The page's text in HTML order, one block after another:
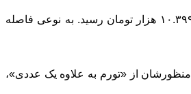
25اسفند ماه جلسه شورای عالی کار تشکیل و حداقل حقوق کارگران در سال ۱۴۰۴ با افزایش 45درصدی تصویب شد. حداقل حقوق پایه از ۷.۱ میلیون تومان به ۱۰.۳۹۹ هزار تومان رسید. به نوعی فاصله
اصرار دولت و کارفرمایان بر افزایش ۳۵ درصدی حداقل مزد بود؛ آن‌ها منظورشان از «تورم به علاوه یک عددی»،